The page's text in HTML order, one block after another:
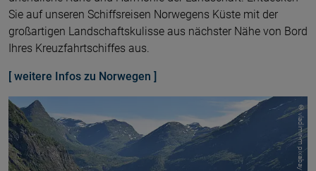
Sie auf unseren Schiffsreisen Norwegens Küste mit der
großartigen Landschaftskulisse aus nächster Nähe von Bord
Ihres Kreuzfahrtschiffes aus.
[ weitere Infos zu Norwegen ]
© vladimir-m pixabay